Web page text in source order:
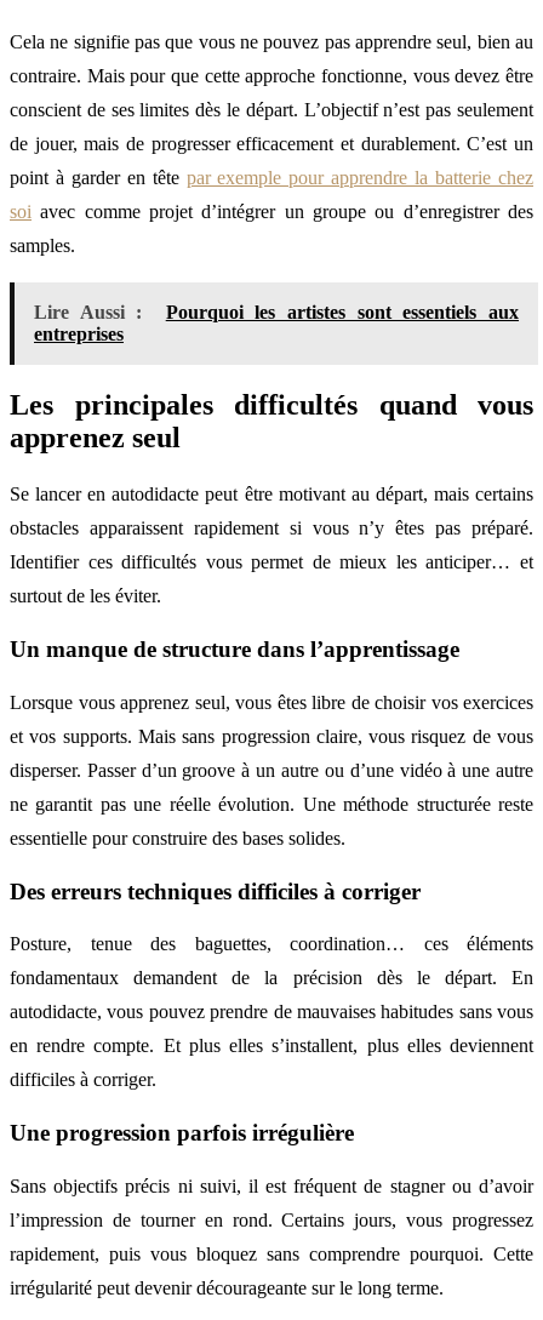
Cela ne signifie pas que vous ne pouvez pas apprendre seul, bien au
contraire. Mais pour que cette approche fonctionne, vous devez être
conscient de ses limites dès le départ. L’objectif n’est pas seulement
de jouer, mais de progresser efficacement et durablement. C’est un
point à garder en tête par exemple pour apprendre la batterie chez
soi avec comme projet d’intégrer un groupe ou d’enregistrer des
samples.
Lire Aussi :
Pourquoi les artistes sont essentiels aux
entreprises
Les principales difficultés quand vous
apprenez seul
Se lancer en autodidacte peut être motivant au départ, mais certains
obstacles apparaissent rapidement si vous n’y êtes pas préparé.
Identifier ces difficultés vous permet de mieux les anticiper… et
surtout de les éviter.
Un manque de structure dans l’apprentissage
Lorsque vous apprenez seul, vous êtes libre de choisir vos exercices
et vos supports. Mais sans progression claire, vous risquez de vous
disperser. Passer d’un groove à un autre ou d’une vidéo à une autre
ne garantit pas une réelle évolution. Une méthode structurée reste
essentielle pour construire des bases solides.
Des erreurs techniques difficiles à corriger
Posture, tenue des baguettes, coordination… ces éléments
fondamentaux demandent de la précision dès le départ. En
autodidacte, vous pouvez prendre de mauvaises habitudes sans vous
en rendre compte. Et plus elles s’installent, plus elles deviennent
difficiles à corriger.
Une progression parfois irrégulière
Sans objectifs précis ni suivi, il est fréquent de stagner ou d’avoir
l’impression de tourner en rond. Certains jours, vous progressez
rapidement, puis vous bloquez sans comprendre pourquoi. Cette
irrégularité peut devenir décourageante sur le long terme.